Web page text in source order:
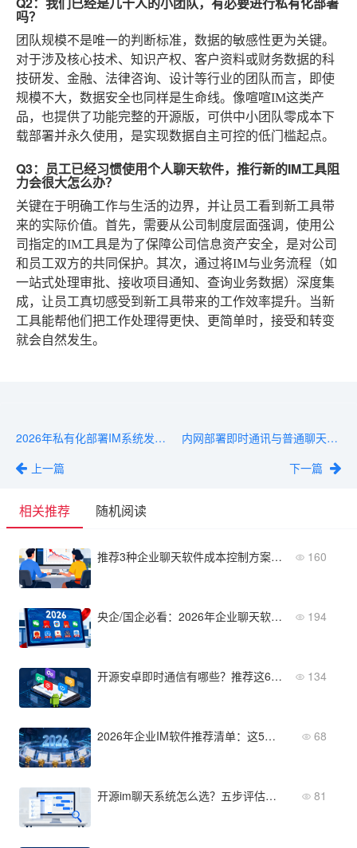
吗？
团队规模不是唯一的判断标准，数据的敏感性更为关键。
对于涉及核心技术、知识产权、客户资料或财务数据的科
技研发、金融、法律咨询、设计等行业的团队而言，即使
规模不大，数据安全也同样是生命线。像喧喧IM这类产
品，也提供了功能完整的开源版，可供中小团队零成本下
载部署并永久使用，是实现数据自主可控的低门槛起点。
Q3：员工已经习惯使用个人聊天软件，推行新的IM工具阻
力会很大怎么办？
关键在于明确工作与生活的边界，并让员工看到新工具带
来的实际价值。首先，需要从公司制度层面强调，使用公
司指定的IM工具是为了保障公司信息资产安全，是对公司
和员工双方的共同保护。其次，通过将IM与业务流程（如
一站式处理审批、接收项目通知、查询业务数据）深度集
成，让员工真切感受到新工具带来的工作效率提升。当新
工具能帮他们把工作处理得更快、更简单时，接受和转变
就会自然发生。
2026年私有化部署IM系统发展趋势：数据主权与国产替代加速
上一篇
内网部署即时通讯与普通聊天软件的3个本质区别
下一篇
相关推荐 随机阅读
推荐3种企业聊天软件成本控制方案，中小型企业适用 160
央企/国企必看：2026年企业聊天软件国产化推荐榜单 194
开源安卓即时通信有哪些？推荐这6个活跃开源项目 134
2026年企业IM软件推荐清单：这5款产品值得关注 68
开源im聊天系统怎么选？五步评估法帮你快速上手 81